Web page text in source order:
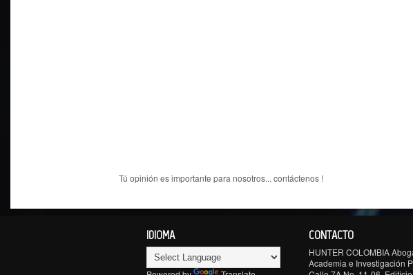
Tú opinión es importante para nosotros... contáctenos !
IDIOMA CONTACTO
HUNTER COLOMBIA
Academia e Investigación